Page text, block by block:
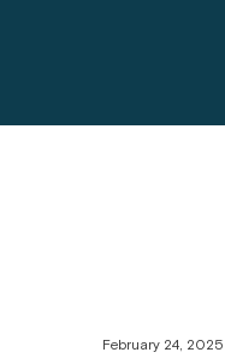
February 24, 2025